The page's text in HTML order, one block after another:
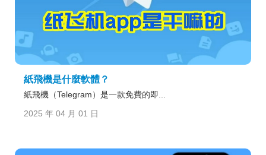
紙飛機是什麼軟體？
紙飛機（Telegram）是一款免費的即...
2025 年 04 月 01 日